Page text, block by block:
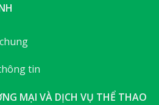
tin
MẠI VÀ DỊCH VỤ THỂ THAO